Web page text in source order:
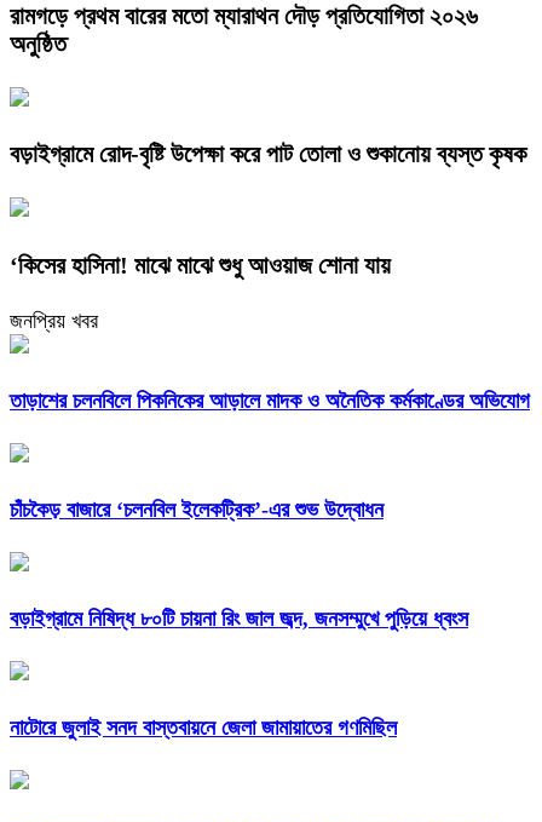
রামগড়ে প্রথম বারের মতো ম্যারাথন দৌড় প্রতিযোগিতা ২০২৬
অনুষ্ঠিত
বড়াইগ্রামে রোদ-বৃষ্টি উপেক্ষা করে পাট তোলা ও শুকানোয় ব্যস্ত কৃষক
‘কিসের হাসিনা! মাঝে মাঝে শুধু আওয়াজ শোনা যায়
জনপ্রিয় খবর
তাড়াশের চলনবিলে পিকনিকের আড়ালে মাদক ও অনৈতিক কর্মকাণ্ডের অভিযোগ
চাঁচকৈড় বাজারে ‘চলনবিল ইলেকট্রিক’-এর শুভ উদ্বোধন
বড়াইগ্রামে নিষিদ্ধ ৮০টি চায়না রিং জাল জব্দ, জনসম্মুখে পুড়িয়ে ধ্বংস
নাটোরে জুলাই সনদ বাস্তবায়নে জেলা জামায়াতের গণমিছিল